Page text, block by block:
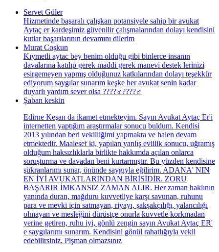
Servet Güler
Hizmetinde başaralı çalışkan potansiyele sahip bir avukat
Aytaç er kardeşimiz güvenilir çalışmalarından dolayı kendisini
kutlar başarılarının devamını dilerim
Murat Coşkun
Kıymetli aytac bey benim olduğu gibi binlerce insanın
davalarına katılıp gerek maddi gerek manevi destek lerinizi
esirgemeyen yapmış olduğunuz katkılarından dolayı teşekkür
ediyorum saygılar sunarım keşke her avukat senin kadar
duyarlı yardım sever olsa ????‍♂️????‍♂️
Şaban keskin
Edirne Keşan da ikamet etmekteyim. Sayın Avukat Aytaç Er'i
internetten yaptığım araştırmalar sonucu buldum. Kendisi
2013 yılından beri vekilliğimi yapmakta ve halen devam
etmektedir. Maalesef ki, yapılan yanlış evlilik sonucu, uğramış
olduğum haksızlıklarla birlikte hakkımda açılan onlarca
soruşturma ve davadan beni kurtarmıştır. Bu yüzden kendisine
şükranlarımı sunar, önünde saygıyla eğilirim. ADANA' NIN
EN İYİ AVUKATLARINDAN BİRİSİDİR. ZORU
BAŞARIR İMKANSIZ ZAMAN ALIR. Her zaman haklının
yanında duran, mağduru kuvvetliye karşı savunan, ruhunu
para ve mevki için satmayan, riyayı, şakşakçılığı, yalancılığı
olmayan ve mesleğini dürüstçe onurla kuvvetle korkmadan
yerine getiren, ruhu iyi, gönlü zengin sayın Avukat Aytaç ER'
e saygılarımı sunarım. Kendisini gönül rahatlığıyla vekil
edebilirsiniz. Pişman olmazsınız